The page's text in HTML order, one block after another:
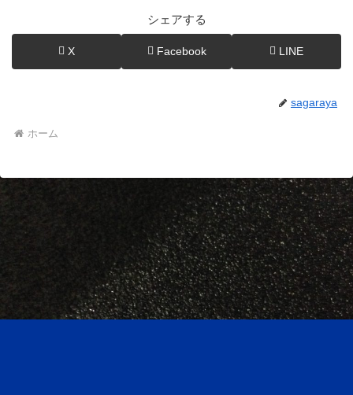
シェアする
X Facebook LINE
sagaraya
ホーム